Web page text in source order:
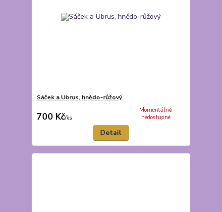
Sáček a Ubrus, hnědo-růžový
700 Kč/ks
Momentálně
nedostupné
Detail